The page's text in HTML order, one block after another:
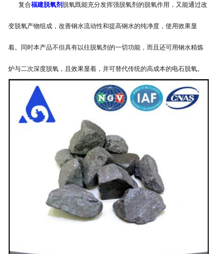
复合福建脱氧剂 脱氧既能充分发挥强脱氧剂的脱氧作用，又能通过改
变脱氧产物组成，改善钢水流动性和提高钢水的纯净度，使用效果显
着。同时本产品不但具有以往脱氧剂的一切功能，而且还可用钢水精炼
炉与二次深度脱氧，且效果显着，并可替代传统的高成本的电石脱氧。